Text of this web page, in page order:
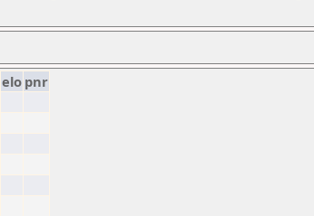
elo pnr